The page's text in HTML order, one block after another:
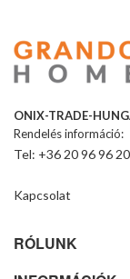
ONIX-TRADE-
Rendelés információ:
Tel: +36 20 96 96
Kapcsolat
RÓLUNK